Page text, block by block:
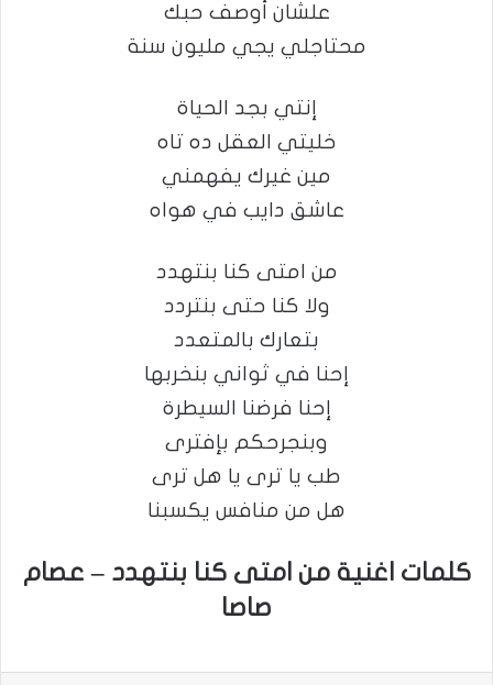
علشان أوصف حبك
محتاجلي يجي مليون سنة
إنتي بجد الحياة
خليتي العقل ده تاه
مين غيرك يفهمني
عاشق دايب في هواه
من امتى كنا بنتهدد
ولا كنا حتى بنتردد
بتعارك بالمتعدد
إحنا في ثواني بنخربها
إحنا فرضنا السيطرة
وبنجرحكم بإفترى
طب يا ترى يا هل ترى
هل من منافس يكسبنا
كلمات اغنية من امتى كنا بنتهدد – عصام
صاصا